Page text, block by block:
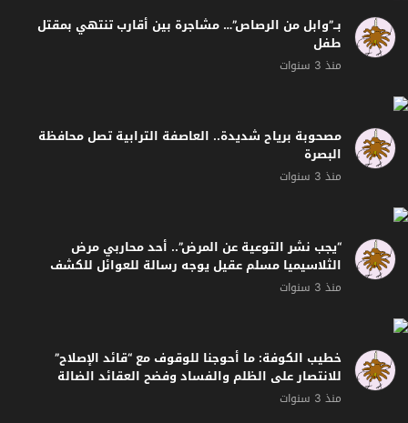
مصحوبة برياح شديدة.. العاصفة الترابية تصل محافظة
البصرة
منذ 3 سنوات
“يجب نشر التوعية عن المرض”.. أحد محاربي مرض
الثلاسيميا مسلم عقيل يوجه رسالة للعوائل للكشف
المبكر عنه
منذ 3 سنوات
خطيب الكوفة: ما أحوجنا للوقوف مع “قائد الإصلاح”
للانتصار على الظلم والفساد وفضح العقائد الضالة
منذ 3 سنوات
ستار اللامي في كات نكات ونكتة “الفاتحة”
منذ 3 سنوات